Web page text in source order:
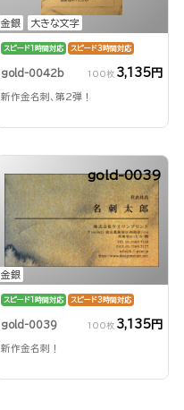
金銀 大きな文字
スピード1時間対応 スピード3時間対応
gold-0042b 100枚 3,135円
新作金名刺、第2弾！
金銀
gold-0039
スピード1時間対応 スピード3時間対応
gold-0039 100枚 3,135円
新作金名刺！